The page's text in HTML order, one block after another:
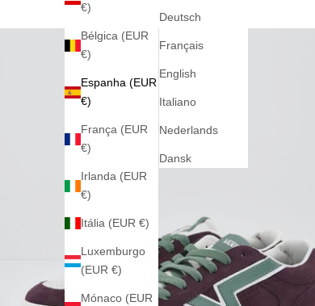
€)
Bélgica (EUR
€)
Espanha (EUR
€)
França (EUR
€)
Irlanda (EUR
€)
Itália (EUR €)
Luxemburgo
(EUR €)
Mónaco (EUR
Deutsch
Français
English
Italiano
Nederlands
Dansk